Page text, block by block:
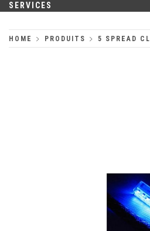
SERVICES
HOME PRODUITS 5 SPREAD